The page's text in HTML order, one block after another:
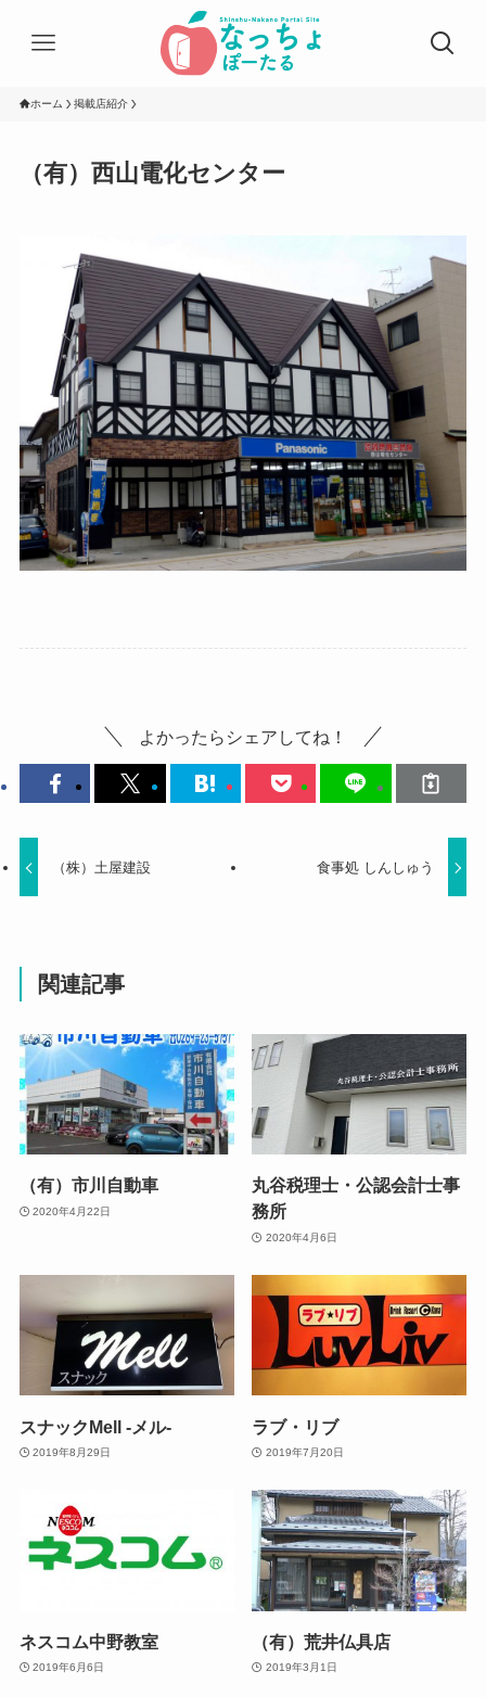
ホーム 掲載店紹介
（有）西山電化センター
よかったらシェアしてね！
（株）土屋建設 食事処 しんしゅう
関連記事
（有）市川自動車
2020年4月22日
丸谷税理士・公認会計士事
務所
2020年4月6日
スナックMell -メル-
2019年8月29日
ラブ・リブ
2019年7月20日
ネスコム中野教室
2019年6月6日
（有）荒井仏具店
2019年3月1日